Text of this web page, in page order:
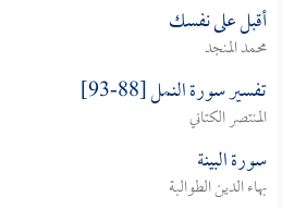
أقبل على نفسك
محمد المنجد
تفسير سورة النمل [88-93]
المنتصر الكتاني
سورة البينة
بهاء الدين الطوالبة